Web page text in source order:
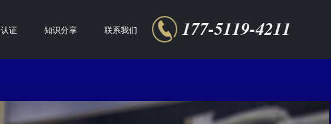
177-5119-4211
证 知识分享 联系我们